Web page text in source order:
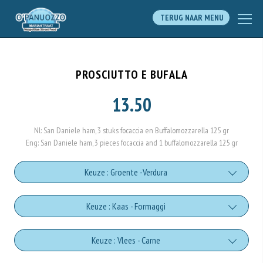
TERUG NAAR MENU
PROSCIUTTO E BUFALA
13.50
Nl: San Daniele ham, 3 stuks focaccia en Buffalomozzarella 125 gr
Eng: San Daniele ham, 3 pieces focaccia and 1 buffalomozzarella 125 gr
Keuze : Groente -Verdura
Tomato sauce (salsa pomodoro)
+€0.50
Pomodori secchi (dried tomatoes)
Keuze : Kaas - Formaggi
Mozzarella di bufala
Keuze : Vlees - Carne